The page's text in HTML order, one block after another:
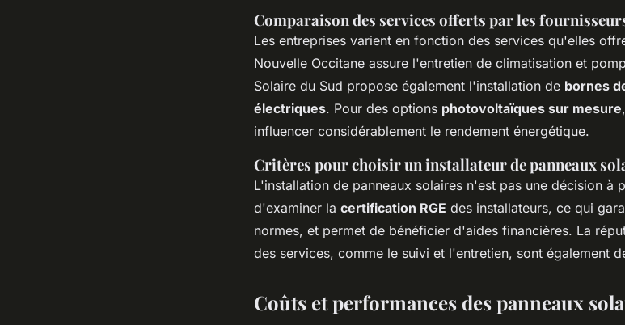
Comparaison des services offerts par les
Les entreprises varient en fonction des services qu'elles
Nouvelle Occitane assure l'entretien de climatisation et
Solaire du Sud propose également l'installation de bornes
électriques. Pour des options photovoltaïques sur mesure
influencer considérablement le rendement énergétique.
Critères pour choisir un installateur de panneaux
L'installation de panneaux solaires n'est pas une décision à
d'examiner la certification RGE des installateurs, ce qui
normes, et permet de bénéficier d'aides financières. La
des services, comme le suivi et l'entretien, sont également
Coûts et performances des panneaux